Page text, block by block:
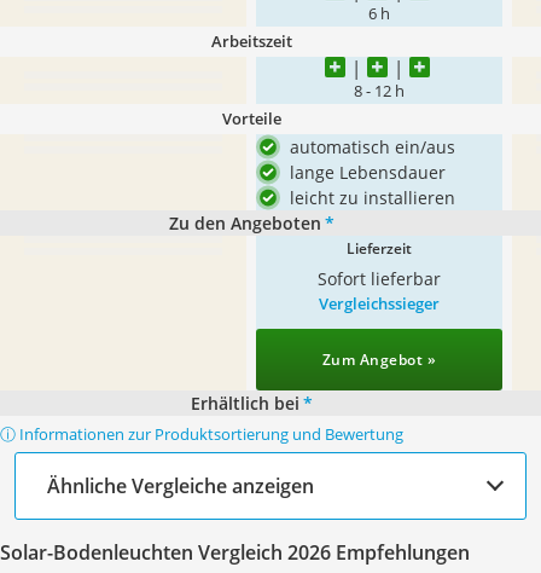
6 h
Arbeitszeit
8 - 12 h
Vorteile
automatisch ein/aus
lange Lebensdauer
leicht zu installieren
Zu den Angeboten *
Lieferzeit
Sofort lieferbar
Vergleichssieger
Zum Angebot »
Erhältlich bei *
ⓘ Informationen zur Produktsortierung und Bewertung
Ähnliche Vergleiche anzeigen
Solar-Bodenleuchten Vergleich 2026 Empfehlungen